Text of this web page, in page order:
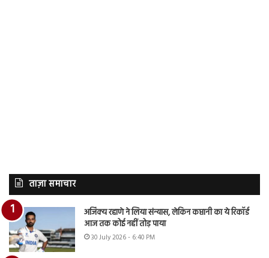
ताज़ा समाचार
अजिंक्य रहाणे ने लिया संन्यास, लेकिन कप्तानी का ये रिकॉर्ड
आज तक कोई नहीं तोड़ पाया
30 July 2026 - 6:40 PM